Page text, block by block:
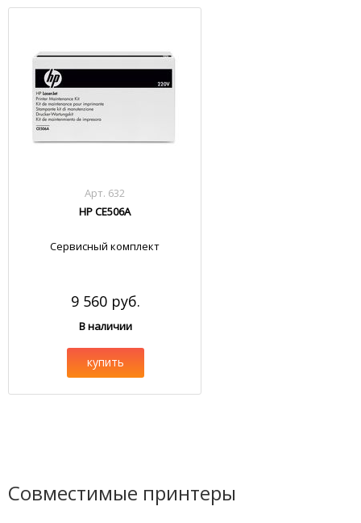
Арт. 632
HP CE506A
Сервисный комплект
9 560 руб.
В наличии
купить
Совместимые принтеры